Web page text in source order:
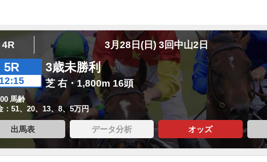
4R 3月28日(日) 3回中山2日
5R
12:15
3歳未勝利
芝 右・1,800m 16頭
馬齢
：51、20、13、8、5万円
出馬表 データ分析 オッズ